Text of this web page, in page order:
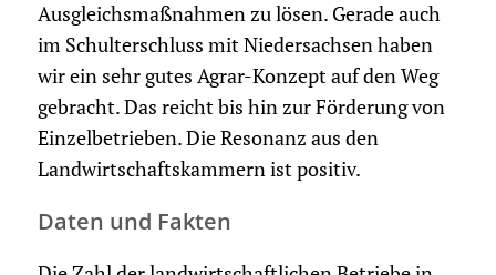
Ausgleichsmaßnahmen zu lösen. Gerade auch
im Schulterschluss mit Niedersachsen haben
wir ein sehr gutes Agrar-Konzept auf den Weg
gebracht. Das reicht bis hin zur Förderung von
Einzelbetrieben. Die Resonanz aus den
Landwirtschaftskammern ist positiv.
Daten und Fakten